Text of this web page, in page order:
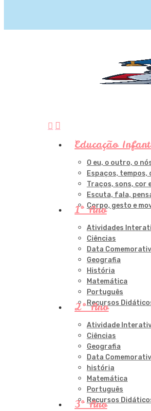
procurar
account
Educação
O eu, o outro, o
Espaços,
Traços, sons, cor
Escuta, fala,
Corpo, gesto e
1º Ano
Atividades
Ciências
Data
Geografia
História
Matemática
Português
Recursos
2º Ano
Atividade
Ciências
Geografia
Data
história
Matemática
Português
Recursos
3º Ano